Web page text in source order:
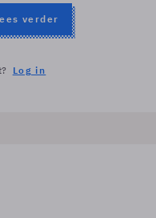
verder
Log in